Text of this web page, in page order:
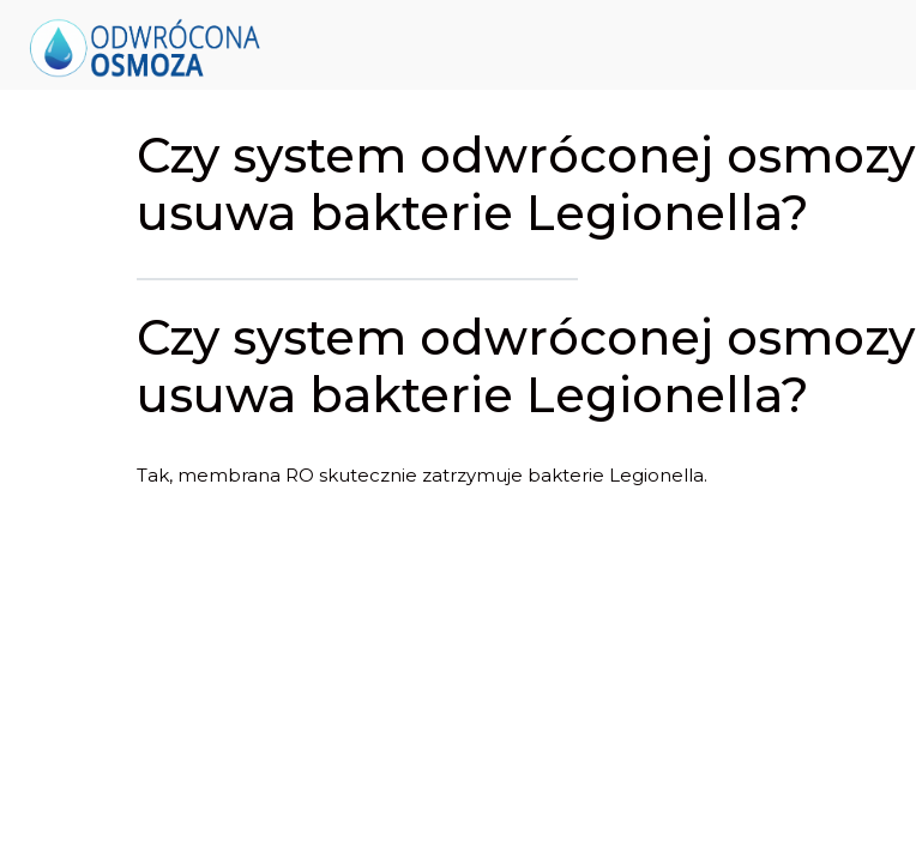
Czy system odwróconej osmozy
usuwa bakterie Legionella?
Czy system odwróconej osmozy
usuwa bakterie Legionella?
Tak, membrana RO skutecznie zatrzymuje bakterie Legionella.